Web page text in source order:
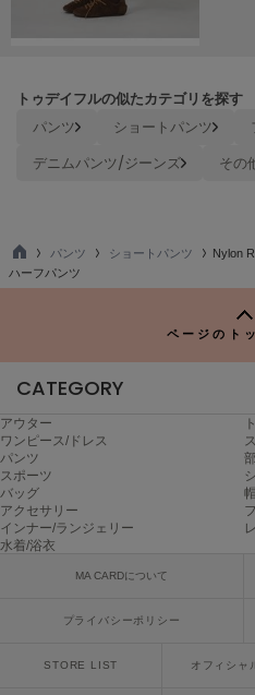
ナイキ
ナウンス
Onitsuka Tiger
オニツカ タイガー
ORGUE
オルグ
ORR
オル
フィリーチョコレート
トゥデイフルの似たカテゴリを探す
パンツ ショートパンツ
デニムパンツ/ジーンズ
その
TO
P
パンツ ショートパンツ
Nylon
ハーフパンツ
ページのト
CATEGORY
アウター
ワンピース/ドレス
パンツ
スポーツ
バッグ
アクセサリー
インナー/ランジェリー
水着/浴衣
MA CARDについて
プライバシーポリシー
STORE LIST オフィシャ